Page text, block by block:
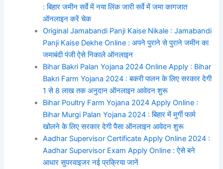
: बिहार जमीन सर्वे में नया लिंक जारी सर्वे में जमा कागजात
ऑनलाइन करें चेक
Original Jamabandi Panji Kaise Nikale : Jamabandi
Panji Kaise Dekhe Online : अपने पुराने से पुराने जमीन का
जमाबंदी पंजी ऐसे निकाले ऑनलाइन
Bihar Bakri Palan Yojana 2024 Online Apply : Bihar
Bakri Farm Yojana 2024 : बकरी पालन के लिए सरकार देगी
1 से 8 लाख तक अनुदान ऑनलाइन आवेदन शुरू
Bihar Poultry Farm Yojana 2024 Apply Online :
Bihar Murgi Palan Yojana 2024 : बिहार में मुर्गी फार्म
खोलने के लिए सरकार देगी पैसा ऑनलाइन आवेदन शुरू
Aadhar Supervisor Certificate Apply Online 2024 :
Aadhar Supervisor Exam Apply Online : ऐसे बने
आधार सुपरवाइजर नई प्रक्रिया जानें